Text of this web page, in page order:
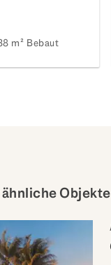
m² Bebaut
Objekte